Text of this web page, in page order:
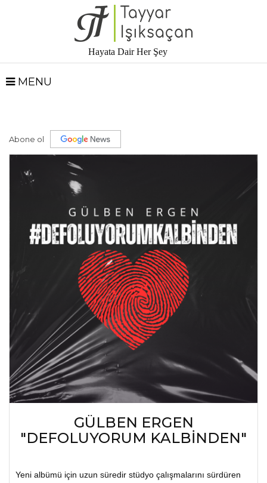
Hayata Dair Her Şey
MENU
Abone ol
GÜLBEN ERGEN
"DEFOLUYORUM KALBİNDEN"
Yeni albümü için uzun süredir stüdyo çalışmalarını sürdüren